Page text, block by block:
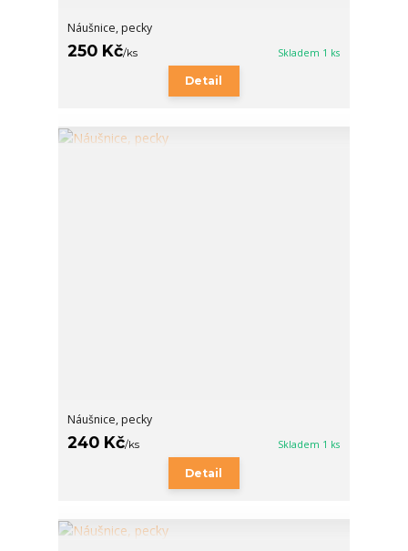
Náušnice, pecky
250 Kč/ks Skladem 1 ks
Detail
Náušnice, pecky
240 Kč/ks Skladem 1 ks
Detail